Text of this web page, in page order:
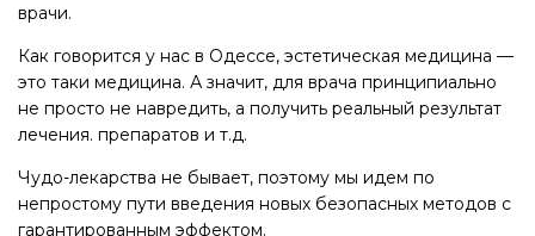
врачи.
Как говорится у нас в Одессе, эстетическая медицина —
это таки медицина. А значит, для врача принципиально
не просто не навредить, а получить реальный результат
лечения. препаратов и т.д.
Чудо-лекарства не бывает, поэтому мы идем по
непростому пути введения новых безопасных методов с
гарантированным эффектом.